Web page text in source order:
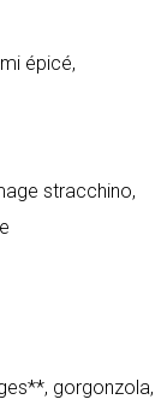
épicé,
stracchino,
gorgonzola,